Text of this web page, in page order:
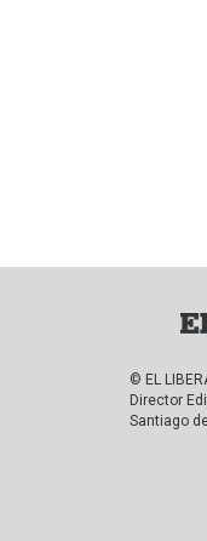
© EL
Director
Santiago